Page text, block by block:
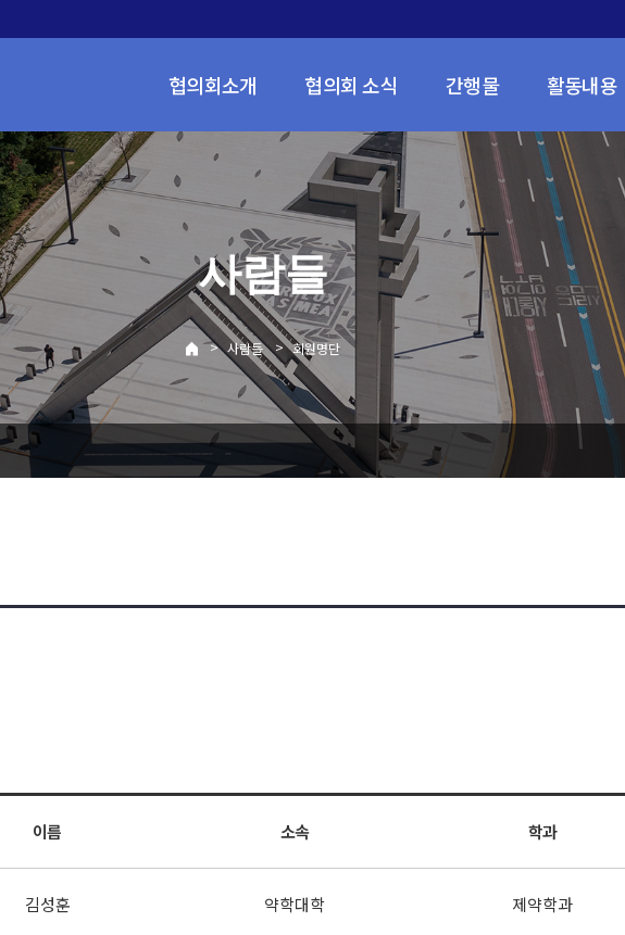
협의회소개 협의회 소식 간행물 활동내용
사람들
> 사람들 > 회원명단
이름 소속 학과
김성훈 약학대학 제약학과